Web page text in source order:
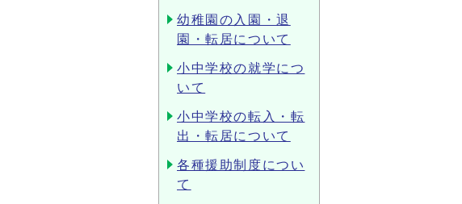
幼稚園の入園・退
園・転居について
小中学校の就学につ
いて
小中学校の転入・転
出・転居について
各種援助制度につい
て